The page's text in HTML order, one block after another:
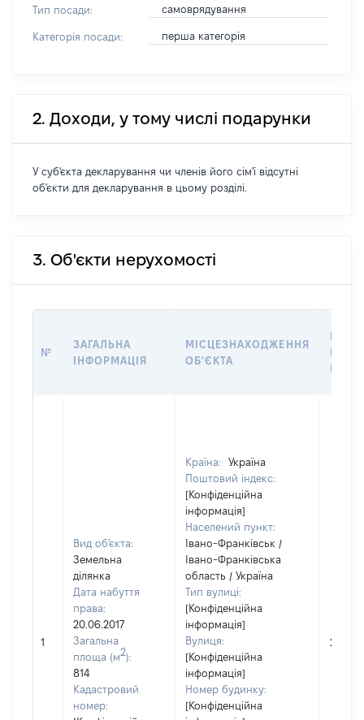
Тип посади:
самоврядування
Категорія посади: перша категорія
2. Доходи, у тому числі подарунки
У суб'єкта декларування чи членів його сім'ї відсутні
об'єкти для декларування в цьому розділі.
3. Об'єкти нерухомості
№
ЗАГАЛЬНА
ІНФОРМАЦІЯ
МІСЦЕЗНАХОДЖЕННЯ
ОБ'ЄКТА
1
Вид об'єкта:
Земельна
ділянка
Дата набуття
права:
20.06.2017
Загальна
площа (м2):
814
Кадастровий
номер:
Країна:
Україна
Поштовий індекс:
[Конфіденційна
інформація]
Населений пункт:
Івано-Франківськ /
Івано-Франківська
область / Україна
Тип вулиці:
[Конфіденційна
інформація]
Вулиця:
[Конфіденційна
інформація]
Номер будинку:
[Конфіденційна